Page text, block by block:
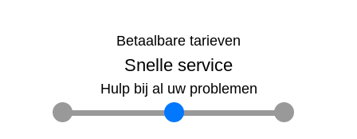
Betaalbare tarieven
Snelle service
Hulp bij al uw problemen